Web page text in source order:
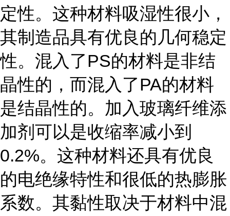
定性。这种材料吸湿性很小，
其制造品具有优良的几何稳定
性。混入了PS的材料是非结
晶性的，而混入了PA的材料
是结晶性的。加入玻璃纤维添
加剂可以是收缩率减小到
0.2%。这种材料还具有优良
的电绝缘特性和很低的热膨胀
系数。其黏性取决于材料中混